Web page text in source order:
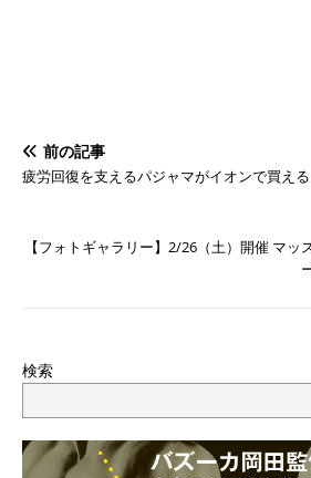
前の記事
疲労回復を支えるパジャマがイオンで買え
【フォトギャラリー】2/26（土）開催 マッ
検索